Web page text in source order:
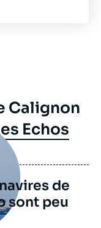
Calignon
Echos
de
sont peu